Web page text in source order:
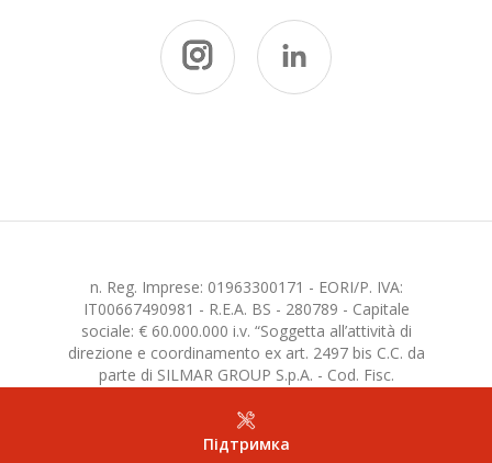
Підтримка
n. Reg. Imprese: 01963300171 - EORI/P. IVA:
IT00667490981 - R.E.A. BS - 280789 - Capitale
sociale: € 60.000.000 i.v. “Soggetta all’attività di
direzione e coordinamento ex art. 2497 bis C.C. da
parte di SILMAR GROUP S.p.A. - Cod. Fisc.